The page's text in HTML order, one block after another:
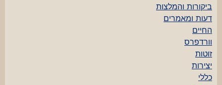
ביקורות והמלצות
דעות ומאמרים
החיים
וורדפרס
זוטות
יצירות
כללי